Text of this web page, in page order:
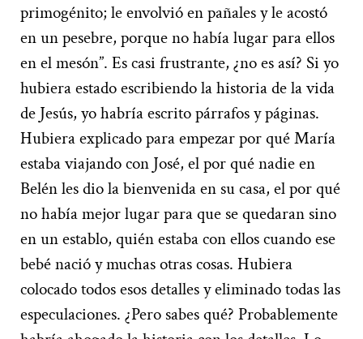
primogénito; le envolvió en pañales y le acostó
en un pesebre, porque no había lugar para ellos
en el mesón”. Es casi frustrante, ¿no es así? Si yo
hubiera estado escribiendo la historia de la vida
de Jesús, yo habría escrito párrafos y páginas.
Hubiera explicado para empezar por qué María
estaba viajando con José, el por qué nadie en
Belén les dio la bienvenida en su casa, el por qué
no había mejor lugar para que se quedaran sino
en un establo, quién estaba con ellos cuando ese
bebé nació y muchas otras cosas. Hubiera
colocado todos esos detalles y eliminado todas las
especulaciones. ¿Pero sabes qué? Probablemente